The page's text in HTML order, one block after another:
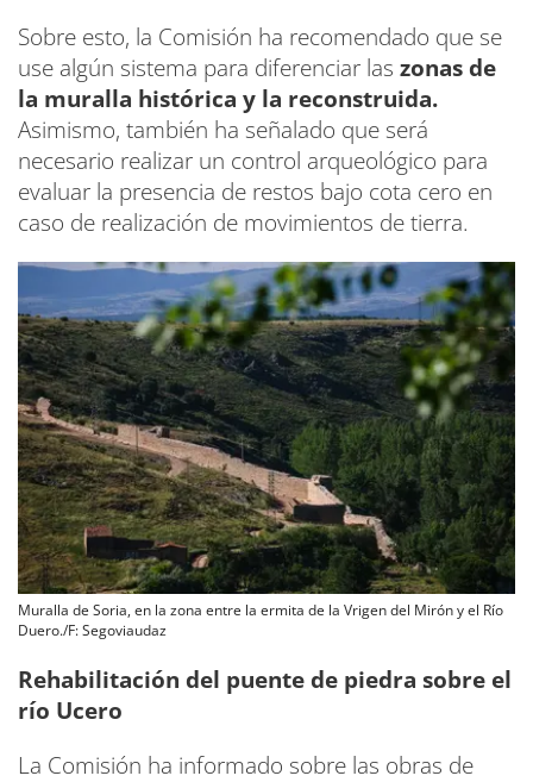
Sobre esto, la Comisión ha recomendado que se
use algún sistema para diferenciar las zonas de
la muralla histórica y la reconstruida.
Asimismo, también ha señalado que será
necesario realizar un control arqueológico para
evaluar la presencia de restos bajo cota cero en
caso de realización de movimientos de tierra.
Muralla de Soria, en la zona entre la ermita de la Vrigen del Mirón y el Río
Duero./F: Segoviaudaz
Rehabilitación del puente de piedra sobre el
río Ucero
La Comisión ha informado sobre las obras de